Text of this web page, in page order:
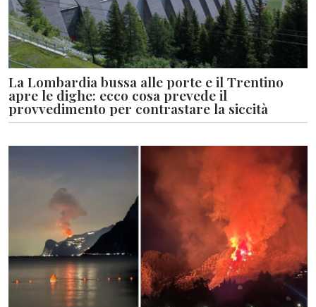
La Lombardia bussa alle porte e il Trentino
apre le dighe: ecco cosa prevede il
provvedimento per contrastare la siccità